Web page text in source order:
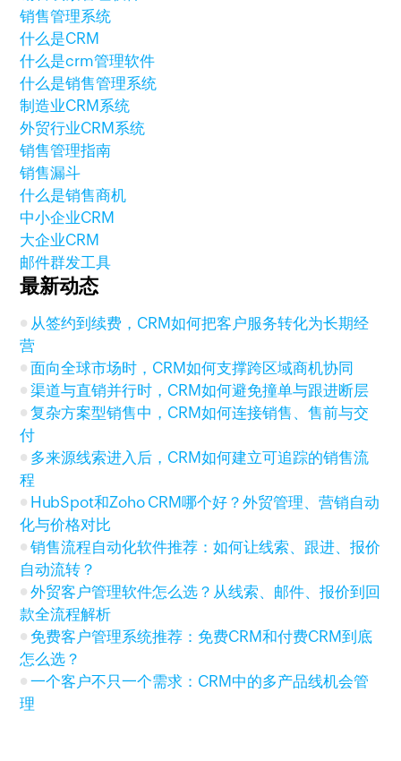
销售管理系统
什么是CRM
什么是crm管理软件
什么是销售管理系统
制造业CRM系统
外贸行业CRM系统
销售管理指南
销售漏斗
什么是销售商机
中小企业CRM
大企业CRM
邮件群发工具
最新动态
从签约到续费，CRM如何把客户服务转化为长期经
营
面向全球市场时，CRM如何支撑跨区域商机协同
渠道与直销并行时，CRM如何避免撞单与跟进断层
复杂方案型销售中，CRM如何连接销售、售前与交
付
多来源线索进入后，CRM如何建立可追踪的销售流
程
HubSpot和Zoho CRM哪个好？外贸管理、营销自动
化与价格对比
销售流程自动化软件推荐：如何让线索、跟进、报价
自动流转？
外贸客户管理软件怎么选？从线索、邮件、报价到回
款全流程解析
免费客户管理系统推荐：免费CRM和付费CRM到底
怎么选？
一个客户不只一个需求：CRM中的多产品线机会管
理